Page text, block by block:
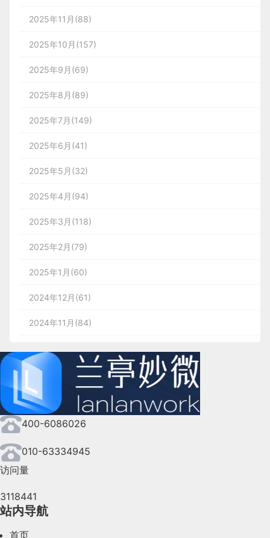
2025年11月(88)
2025年10月(157)
2025年9月(69)
2025年8月(89)
2025年7月(149)
2025年6月(41)
2025年5月(32)
2025年4月(94)
2025年3月(118)
2025年2月(79)
2025年1月(60)
2024年12月(61)
2024年11月(84)
2024年9月(144)
2024年8月(164)
2024年7月(107)
2024年6月(63)
2024年4月(44)
400-6086026
010-63334945
访问量
3118441
站内导航
首页